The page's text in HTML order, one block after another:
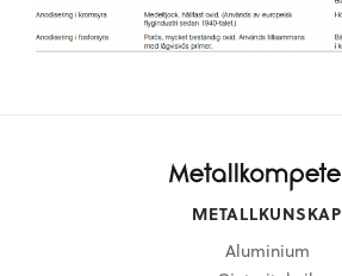
METALLKUNSKAP
Aluminium